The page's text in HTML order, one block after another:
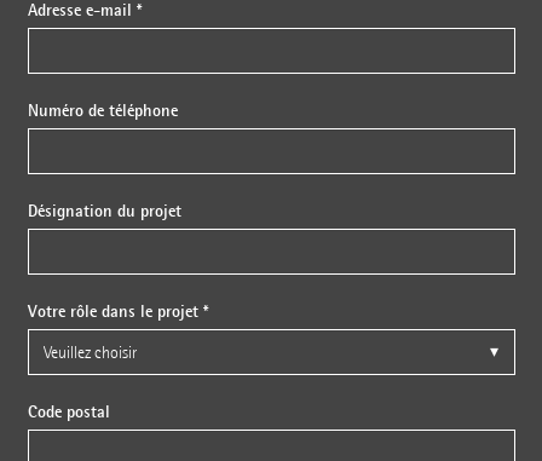
Adresse e-mail *
Numéro de téléphone
Désignation du projet
Votre rôle dans le projet *
Code postal